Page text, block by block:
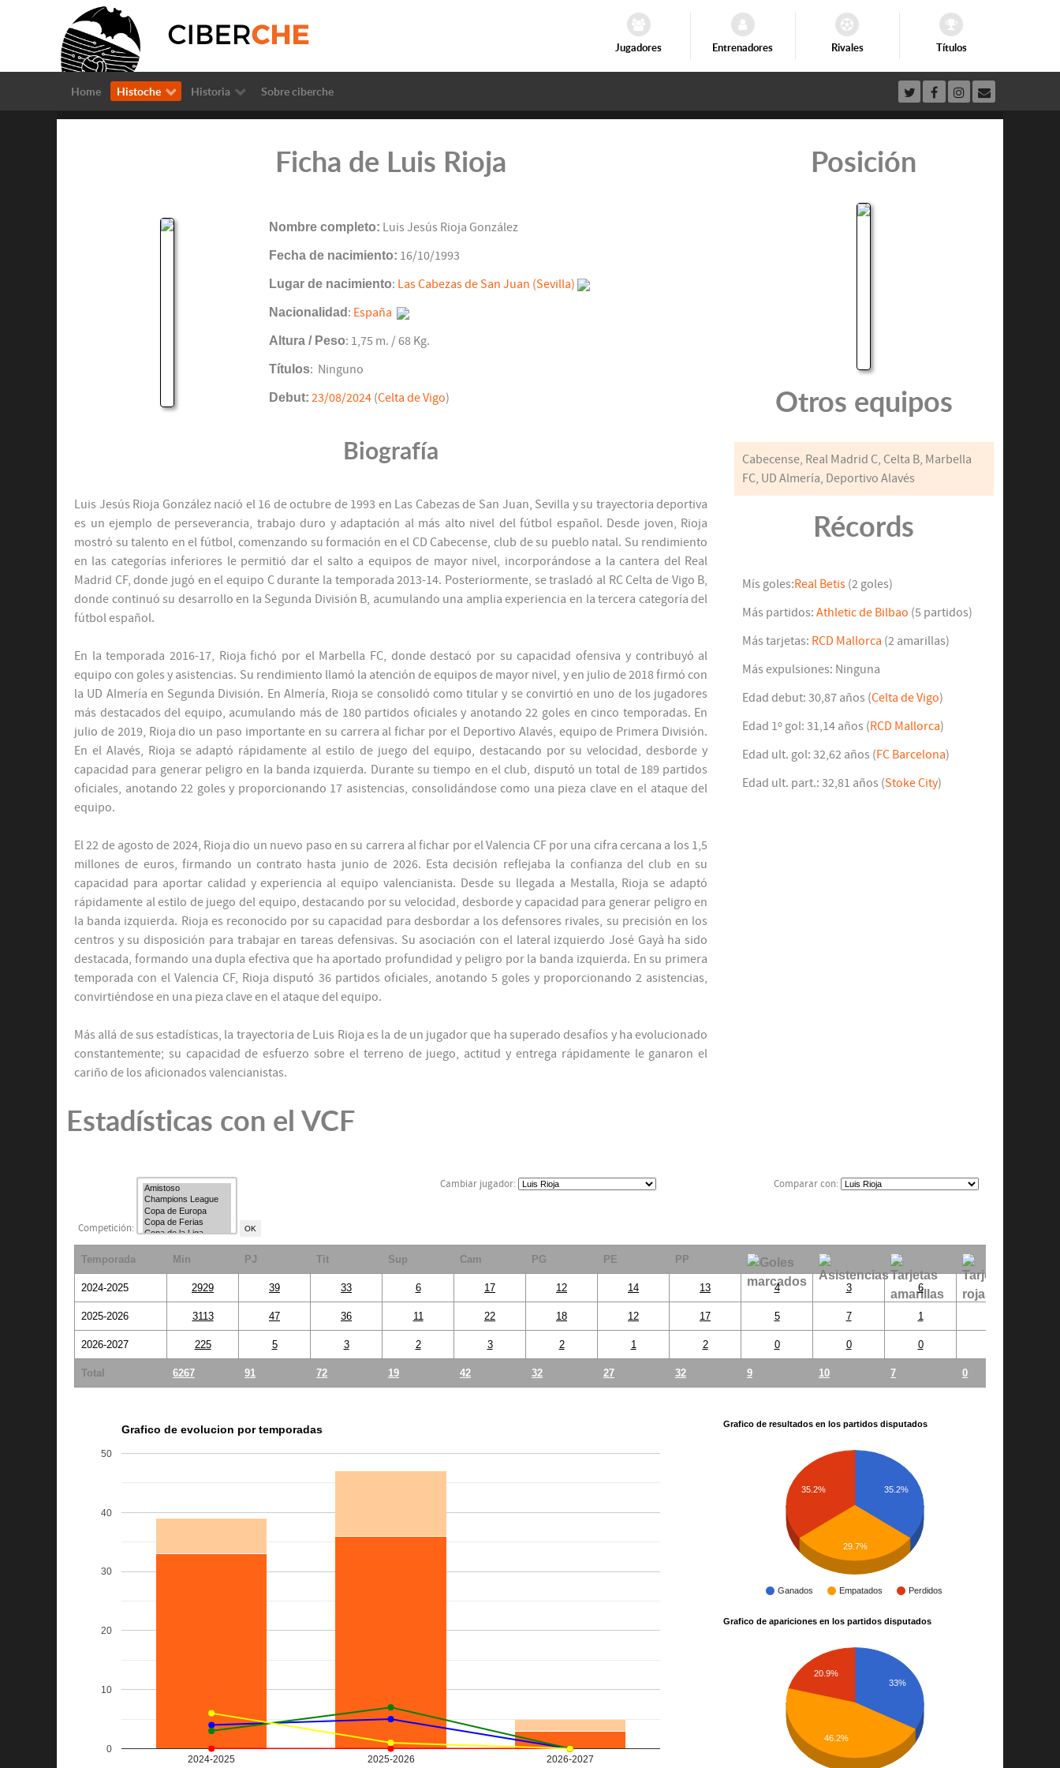
Jugadores Entrenadores Rivales Títulos
Home Histoche Historia Sobre ciberche
Ficha de Luis Rioja
Nombre completo: Luis Jesús Rioja González
Fecha de nacimiento: 16/10/1993
Lugar de nacimiento: Las Cabezas de San Juan (Sevilla)
Nacionalidad : España
Altura / Peso: 1,75 m. / 68 Kg.
Títulos: Ninguno
Debut: 23/08/2024(Celta de Vigo)
Biografía
Luis Jesús Rioja González nació el 16 de octubre de 1993 en Las Cabezas de San Juan, Sevilla y su trayectoria deportiva
es un ejemplo de perseverancia, trabajo duro y adaptación al más alto nivel del fútbol español. Desde joven, Rioja
mostró su talento en el fútbol, comenzando su formación en el CD Cabecense, club de su pueblo natal. Su rendimiento
en las categorías inferiores le permitió dar el salto a equipos de mayor nivel, incorporándose a la cantera del Real
Madrid CF, donde jugó en el equipo C durante la temporada 2013-14. Posteriormente, se trasladó al RC Celta de Vigo B,
donde continuó su desarrollo en la Segunda División B, acumulando una amplia experiencia en la tercera categoría del
fútbol español.
En la temporada 2016-17, Rioja fichó por el Marbella FC, donde destacó por su capacidad ofensiva y contribuyó al
equipo con goles y asistencias. Su rendimiento llamó la atención de equipos de mayor nivel, y en julio de 2018 firmó con
la UD Almería en Segunda División. En Almería, Rioja se consolidó como titular y se convirtió en uno de los jugadores
más destacados del equipo, acumulando más de 180 partidos oficiales y anotando 22 goles en cinco temporadas. En
julio de 2019, Rioja dio un paso importante en su carrera al fichar por el Deportivo Alavés, equipo de Primera División.
En el Alavés, Rioja se adaptó rápidamente al estilo de juego del equipo, destacando por su velocidad, desborde y
capacidad para generar peligro en la banda izquierda. Durante su tiempo en el club, disputó un total de 189 partidos
oficiales, anotando 22 goles y proporcionando 17 asistencias, consolidándose como una pieza clave en el ataque del
equipo.
El 22 de agosto de 2024, Rioja dio un nuevo paso en su carrera al fichar por el Valencia CF por una cifra cercana a los 1,5
millones de euros, firmando un contrato hasta junio de 2026. Esta decisión reflejaba la confianza del club en su
capacidad para aportar calidad y experiencia al equipo valencianista. Desde su llegada a Mestalla, Rioja se adaptó
rápidamente al estilo de juego del equipo, destacando por su velocidad, desborde y capacidad para generar peligro en
la banda izquierda. Rioja es reconocido por su capacidad para desbordar a los defensores rivales, su precisión en los
centros y su disposición para trabajar en tareas defensivas. Su asociación con el lateral izquierdo José Gayà ha sido
destacada, formando una dupla efectiva que ha aportado profundidad y peligro por la banda izquierda. En su primera
temporada con el Valencia CF, Rioja disputó 36 partidos oficiales, anotando 5 goles y proporcionando 2 asistencias,
convirtiéndose en una pieza clave en el ataque del equipo.
Más allá de sus estadísticas, la trayectoria de Luis Rioja es la de un jugador que ha superado desafíos y ha evolucionado
constantemente; su capacidad de esfuerzo sobre el terreno de juego, actitud y entrega rápidamente le ganaron el
cariño de los aficionados valencianistas.
Posición
Otros equipos
Cabecense, Real Madrid C, Celta B, Marbella
FC, UD Almería, Deportivo Alavés
Récords
Mís goles:Real Betis(2 goles)
Más partidos: Athletic de Bilbao (5 partidos)
Más tarjetas: RCD Mallorca (2 amarillas)
Más expulsiones: Ninguna
Edad debut: 30,87 años (Celta de Vigo)
Edad 1º gol: 31,14 años (RCD Mallorca)
Edad ult. gol: 32,62 años (FC Barcelona)
Edad ult. part.: 32,81 años (Stoke City)
Estadísticas con el VCF
Competición:
Cambiar jugador: Comparar con:
Temporada Min PJ Tit Sup Cam PG PE PP
2024-2025 2929 39 33 6 17 12 14 13 4 3 6
2025-2026 3113 47 36 11 22 18 12 17 5 7 1
2026-2027 225 5 3 2 3 2 1 2 0 0 0
Total 6267 91 72 19 42 32 27 32 9 10 7 0
Grafico de evolucion por temporadas
2024-2025 2025-2026 2026-2027
0
10
20
30
40
50
Grafico de resultados en los partidos disputados
Ganados Empatados Perdidos
35.2%
35.2%
29.7%
Grafico de apariciones en los partidos disputados
33%
20.9%
46.2%